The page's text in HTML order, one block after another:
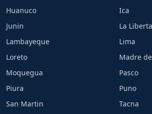
Huanuco
Ica
Junin
La
Lambayeque
Lima
Loreto
Madre
Moquegua
Pasco
Piura
Puno
San Martin
Tacna